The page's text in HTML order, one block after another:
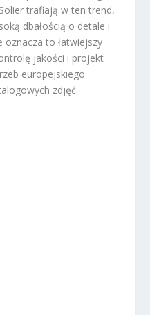
trafiają w ten trend,
dbałością o detale i
oznacza to łatwiejszy
jakości i projekt
europejskiego
zdjęć.